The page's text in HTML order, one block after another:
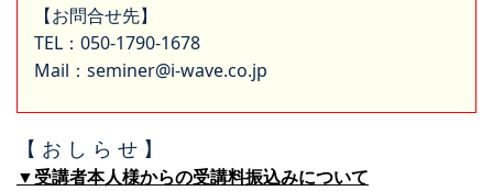
【お問合せ先】
TEL：050-1790-1678
Mail：seminer@i-wave.co.jp
【 お し ら せ 】
▼受講者本人様からの受講料振込みについて